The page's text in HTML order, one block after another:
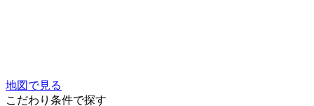
地図で見る
こだわり条件で探す